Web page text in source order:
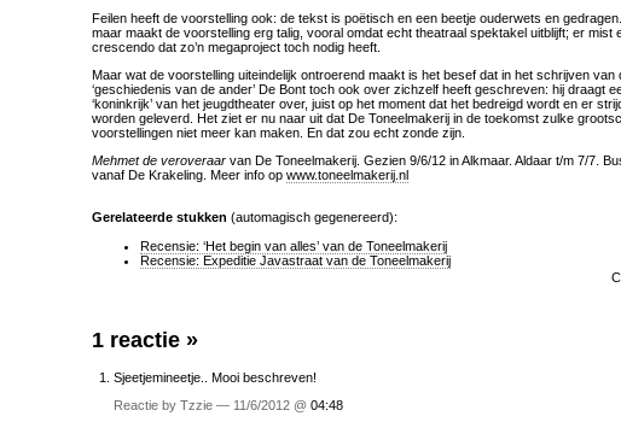
Feilen heeft de voorstelling ook: de tekst is poëtisch en een beetje ouderwets en
maar maakt de voorstelling erg talig, vooral omdat echt theatraal spektakel uitblijft; er mist
crescendo dat zo’n megaproject toch nodig heeft.
Maar wat de voorstelling uiteindelijk ontroerend maakt is het besef dat in het schrijven van
‘geschiedenis van de ander’ De Bont toch ook over zichzelf heeft geschreven: hij draagt
‘koninkrijk’ van het jeugdtheater over, juist op het moment dat het bedreigd wordt en er
worden geleverd. Het ziet er nu naar uit dat De Toneelmakerij in de toekomst zulke
voorstellingen niet meer kan maken. En dat zou echt zonde zijn.
Mehmet de veroveraar van De Toneelmakerij. Gezien 9/6/12 in Alkmaar. Aldaar t/m 7/7.
vanaf De Krakeling. Meer info op www.toneelmakerij.nl
Gerelateerde stukken (automagisch gegenereerd):
Recensie: ‘Het begin van alles’ van de Toneelmakerij
Recensie: Expeditie Javastraat van de Toneelmakerij
1 reactie »
Sjeetjemineetje.. Mooi beschreven!
Reactie by Tzzie — 11/6/2012 @ 04:48